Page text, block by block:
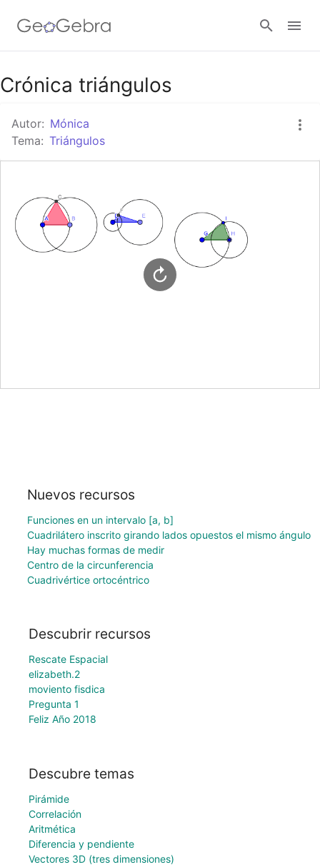
Google Classroom
GeoGebra Classroom
Crónica triángulos
Autor: Mónica
Tema: Triángulos
Nuevos recursos
Funciones en un intervalo [a, b]
Cuadrilátero inscrito girando lados opuestos el mismo ángulo
Hay muchas formas de medir
Centro de la circunferencia
Cuadrivértice ortocéntrico
Descubrir recursos
Rescate Espacial
elizabeth.2
moviento fisdica
Pregunta 1
Feliz Año 2018
Descubre temas
Pirámide
Correlación
Aritmética
Diferencia y pendiente
Vectores 3D (tres dimensiones)